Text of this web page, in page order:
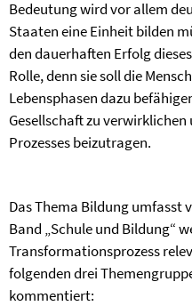
Bedeutung wird vor allem
Staaten eine Einheit bilden
den dauerhaften Erfolg
Rolle, denn sie soll die
Lebensphasen dazu
Gesellschaft zu
Prozesses beizutragen.
Das Thema Bildung umfasst
Band „Schule und Bildung“
Transformationsprozess
folgenden drei
kommentiert: